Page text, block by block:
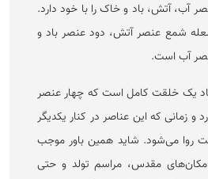
آب، آتش، باد و خاک را با خود دارد.
شمع عنصر آتش، دود عنصر باد و
آب است.
یک خلقت کامل است که چهار عنصر
و زمانی که این عناصر در کنار یکدیگر
روا می‌شود. شاید همین باور موجب
مکان‌های مقدس، مراسم تولد و حتی